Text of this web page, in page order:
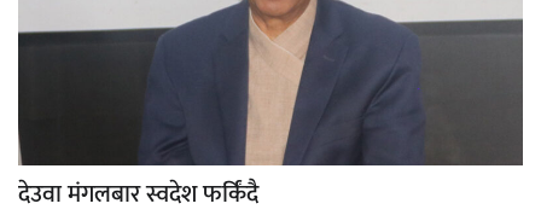
देउवा मंगलबार स्वदेश फर्किंदै